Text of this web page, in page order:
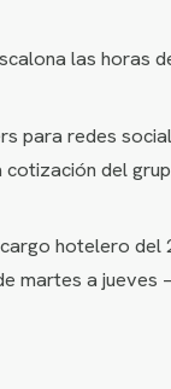
las horas
para redes
cotización del
hotelero del
martes a